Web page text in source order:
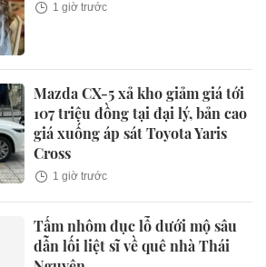
1 giờ trước
Mazda CX-5 xả kho giảm giá tới
107 triệu đồng tại đại lý, bản cao
giá xuống áp sát Toyota Yaris
Cross
1 giờ trước
Tấm nhôm đục lỗ dưới mộ sâu
dẫn lối liệt sĩ về quê nhà Thái